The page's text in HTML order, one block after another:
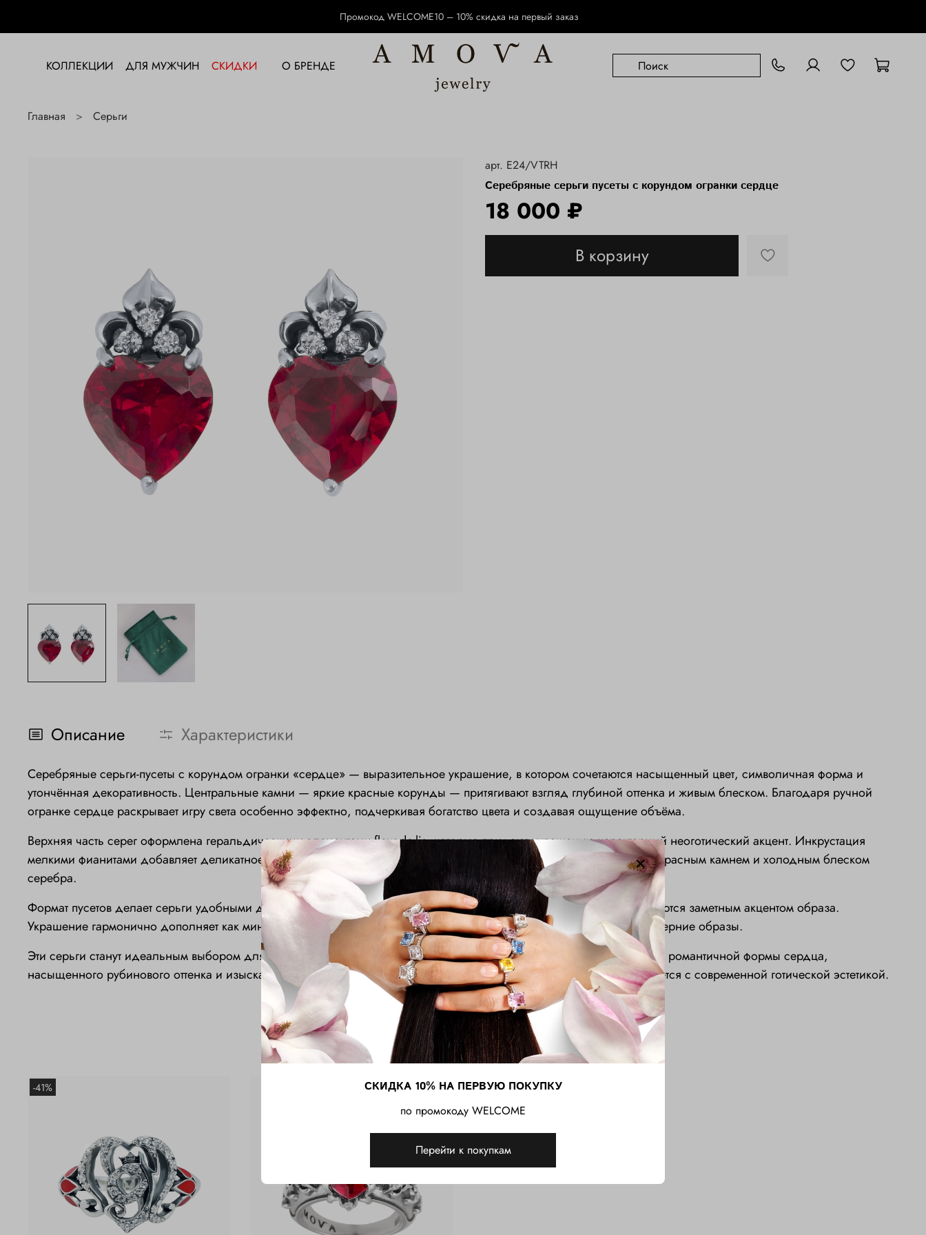
Промокод WELCOME10 – 10% скидка на первый заказ
КОЛЛЕКЦИИ ДЛЯ МУЖЧИН СКИДКИ О БРЕНДЕ
Главная Серьги
арт. E24/VTRH
Серебряные серьги пусеты с корундом огранки сердце
18 000 ₽
В корзину
Описание Характеристики
Серебряные серьги-пусеты с корундом огранки «сердце» — выразительное украшение, в котором сочетаются насыщенный цвет, символичная форма и
утончённая декоративность. Центральные камни — яркие красные корунды — притягивают взгляд глубиной оттенка и живым блеском. Благодаря ручной
огранке сердце раскрывает игру света особенно эффектно, подчеркивая богатство цвета и создавая ощущение объёма.
Верхняя часть серег оформлена геральдическими элементами fleur-de-lis, которые придают украшению характерный неоготический акцент. Инкрустация
мелкими фианитами добавляет деликатное сияние и визуальную текстуру, усиливая контраст между насыщенным красным камнем и холодным блеском
серебра.
Формат пусетов делает серьги удобными для ежедневной носки: они аккуратно смотрятся на ухе, но при этом остаются заметным акцентом образа.
Украшение гармонично дополняет как минималистичные повседневные комплекты, так и более выразительные вечерние образы.
Эти серьги станут идеальным выбором для тех, кто ищет украшение с ярким характером и символикой — сочетание романтичной формы сердца,
насыщенного рубинового оттенка и изысканных декоративных деталей создаёт образ, в котором классика встречается с современной готической эстетикой.
Сопутствующие товары
-41%
СКИДКА 10% НА ПЕРВУЮ ПОКУПКУ
по промокоду WELCOME
Перейти к покупкам